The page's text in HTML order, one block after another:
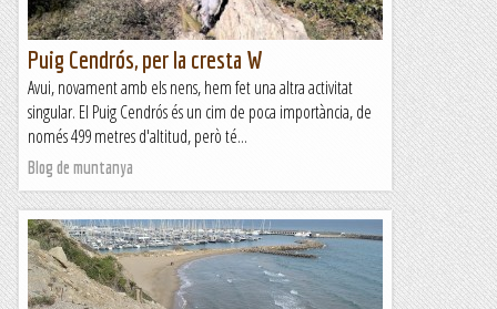
Puig Cendrós, per la cresta W
Avui, novament amb els nens, hem fet una altra activitat
singular. El Puig Cendrós és un cim de poca importància, de
només 499 metres d'altitud, però té...
Blog de muntanya